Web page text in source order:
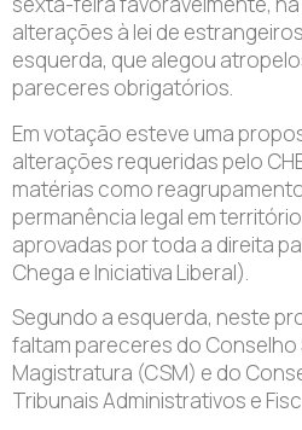
alterações à lei de
esquerda, que alegou
pareceres obrigatórios.
Em votação esteve uma
alterações requeridas pelo
matérias como
permanência legal em
aprovadas por toda a direita
Chega e Iniciativa Liberal).
Segundo a esquerda, neste
faltam pareceres do Conselho
Magistratura (CSM) e do
Tribunais Administrativos e